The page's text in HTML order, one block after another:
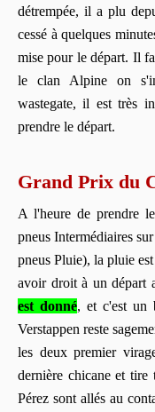
détrempée, il a plu
cessé à quelques
mise pour le départ. Il
le clan Alpine on
wastegate, il est très
prendre le départ.
Grand Prix du
A l'heure de prendre
pneus Intermédiaires
pneus Pluie), la pluie
avoir droit à un départ
est donné, et c'est un
Verstappen reste
les deux premier
dernière chicane et
Pérez sont allés au